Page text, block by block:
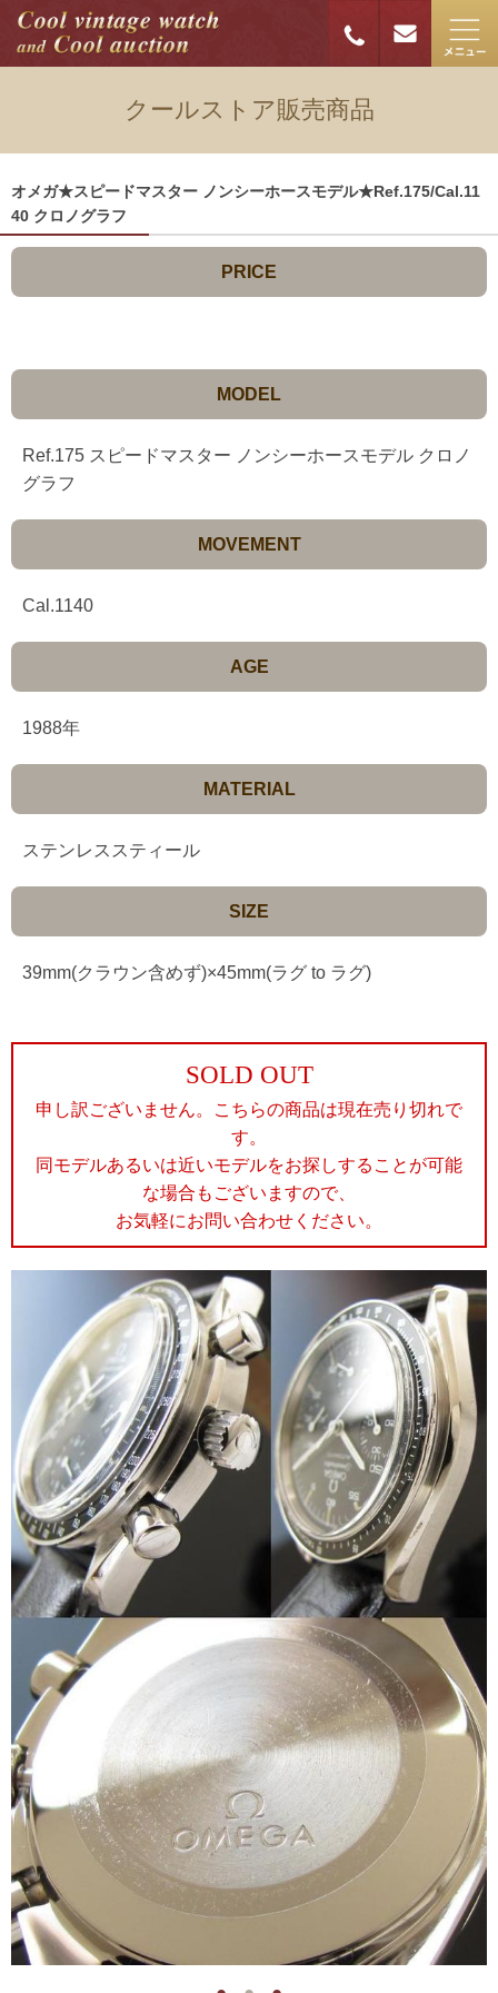
クールストア販売商品
オメガ★スピードマスター ノンシーホースモデル★Ref.175/Cal.11
40 クロノグラフ
PRICE
MODEL
Ref.175 スピードマスター ノンシーホースモデル クロノ
グラフ
MOVEMENT
Cal.1140
AGE
1988年
MATERIAL
ステンレススティール
SIZE
39mm(クラウン含めず)×45mm(ラグ to ラグ)
SOLD OUT
申し訳ございません。こちらの商品は現在売り切れで
す。
同モデルあるいは近いモデルをお探しすることが可能
な場合もございますので、
お気軽にお問い合わせください。